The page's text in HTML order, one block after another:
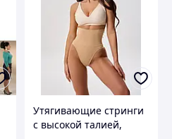
Утягивающие стринги
с высокой талией,